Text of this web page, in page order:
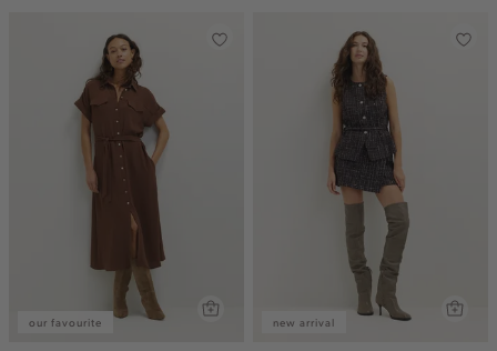
our favourite new arrival